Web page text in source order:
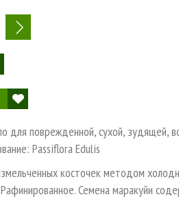
+
для поврежденной, сухой, зудящей,
Passiflora Edulis
косточек методом
Семена маракуйи